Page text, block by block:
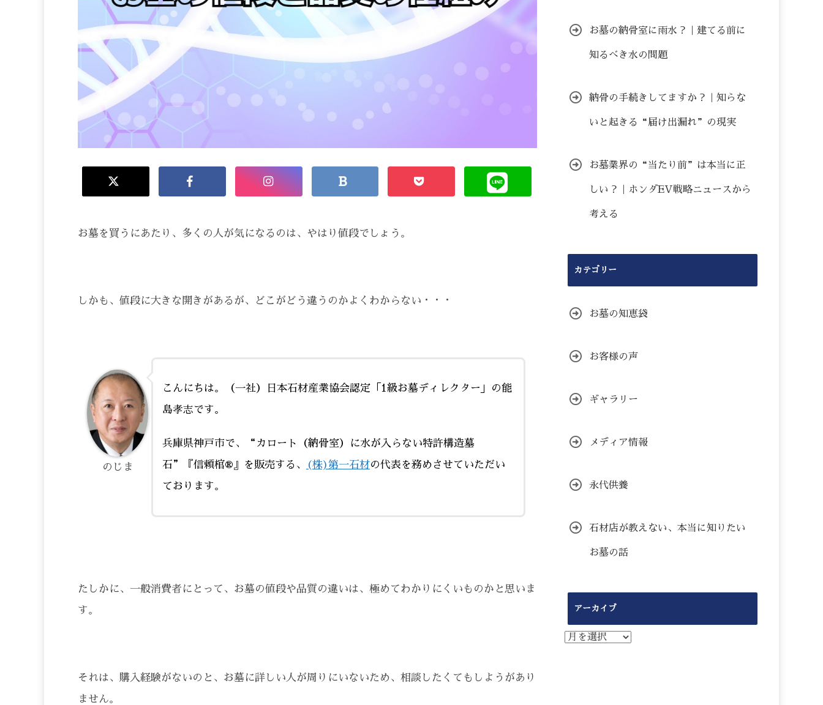
お墓を買うにあたり、多くの人が気になるのは、やはり値段でしょう。
しかも、値段に大きな開きがあるが、どこがどう違うのかよくわからない・・・
こんにちは。（一社）日本石材産業協会認定「1級お墓ディレクター」の能
島孝志です。
兵庫県神戸市で、“カロート（納骨室）に水が入らない特許構造墓
石”『信頼棺®』を販売する、 (株)第一石材の代表を務めさせていただい
ております。
のじま
たしかに、一般消費者にとって、お墓の値段や品質の違いは、極めてわかりにくいものかと思いま
す。
それは、購入経験がないのと、お墓に詳しい人が周りにいないため、相談したくてもしようがあり
ません。
お墓の納骨室に雨水？｜建てる前に
知るべき水の問題
納骨の手続きしてますか？｜知らな
いと起きる“届け出漏れ”の現実
お墓業界の“当たり前”は本当に正
しい？｜ホンダEV戦略ニュースから
考える
カテゴリー
お墓の知恵袋
お客様の声
ギャラリー
メディア情報
永代供養
石材店が教えない、本当に知りたい
お墓の話
アーカイブ
ア
ー